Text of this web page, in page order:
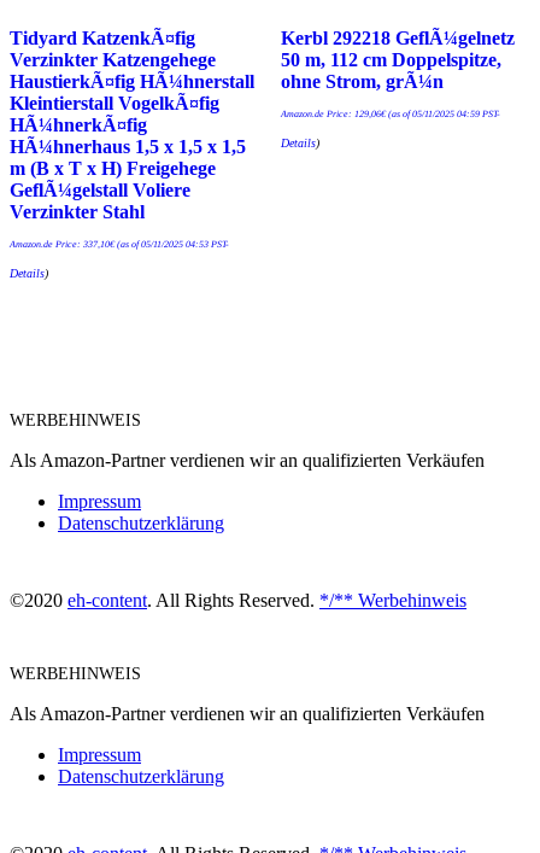
Tidyard KatzenkÃ¤fig
Verzinkter Katzengehege
HaustierkÃ¤fig HÃ¼hnerstall
Kleintierstall VogelkÃ¤fig
HÃ¼hnerkÃ¤fig
HÃ¼hnerhaus 1,5 x 1,5 x 1,5
m (B x T x H) Freigehege
GeflÃ¼gelstall Voliere
Verzinkter Stahl
Amazon.de Price: 337,10€(as of 05/11/2025 04:53 PST-
Details)
Kerbl 292218 GeflÃ¼gelnetz
50 m, 112 cm Doppelspitze,
ohne Strom, grÃ¼n
Amazon.de Price: 129,06€(as of 05/11/2025 04:59 PST-
Details)
WERBEHINWEIS
Als Amazon-Partner verdienen wir an qualifizierten Verkäufen
Impressum
Datenschutzerklärung
©2020 eh-content. All Rights Reserved. */** Werbehinweis
WERBEHINWEIS
Als Amazon-Partner verdienen wir an qualifizierten Verkäufen
Impressum
Datenschutzerklärung